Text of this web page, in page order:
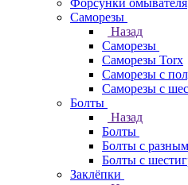
Форсунки омывателя
Саморезы
Назад
Саморезы
Саморезы Torx
Саморезы с
Саморезы с
Болты
Назад
Болты
Болты с
Болты с
Заклёпки